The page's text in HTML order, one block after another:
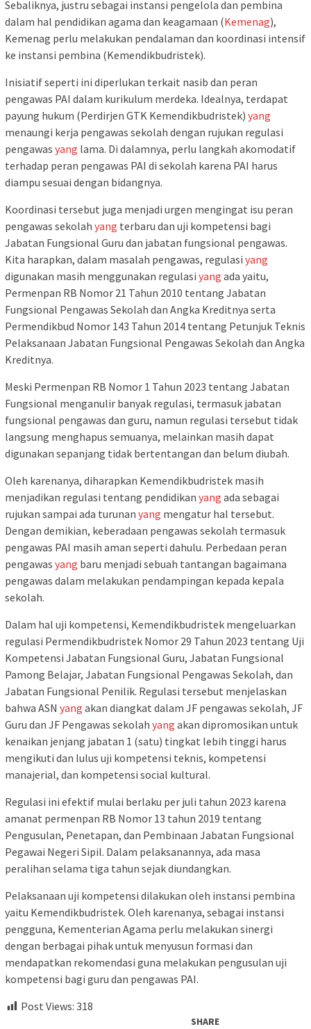
Sebaliknya, justru sebagai instansi pengelola dan pembina
dalam hal pendidikan agama dan keagamaan (Kemenag),
Kemenag perlu melakukan pendalaman dan koordinasi intensif
ke instansi pembina (Kemendikbudristek).
Inisiatif seperti ini diperlukan terkait nasib dan peran
pengawas PAI dalam kurikulum merdeka. Idealnya, terdapat
payung hukum (Perdirjen GTK Kemendikbudristek) yang
menaungi kerja pengawas sekolah dengan rujukan regulasi
pengawas yang lama. Di dalamnya, perlu langkah akomodatif
terhadap peran pengawas PAI di sekolah karena PAI harus
diampu sesuai dengan bidangnya.
Koordinasi tersebut juga menjadi urgen mengingat isu peran
pengawas sekolah yang terbaru dan uji kompetensi bagi
Jabatan Fungsional Guru dan jabatan fungsional pengawas.
Kita harapkan, dalam masalah pengawas, regulasi yang
digunakan masih menggunakan regulasi yang ada yaitu,
Permenpan RB Nomor 21 Tahun 2010 tentang Jabatan
Fungsional Pengawas Sekolah dan Angka Kreditnya serta
Permendikbud Nomor 143 Tahun 2014 tentang Petunjuk Teknis
Pelaksanaan Jabatan Fungsional Pengawas Sekolah dan Angka
Kreditnya.
Meski Permenpan RB Nomor 1 Tahun 2023 tentang Jabatan
Fungsional menganulir banyak regulasi, termasuk jabatan
fungsional pengawas dan guru, namun regulasi tersebut tidak
langsung menghapus semuanya, melainkan masih dapat
digunakan sepanjang tidak bertentangan dan belum diubah.
Oleh karenanya, diharapkan Kemendikbudristek masih
menjadikan regulasi tentang pendidikan yang ada sebagai
rujukan sampai ada turunan yang mengatur hal tersebut.
Dengan demikian, keberadaan pengawas sekolah termasuk
pengawas PAI masih aman seperti dahulu. Perbedaan peran
pengawas yang baru menjadi sebuah tantangan bagaimana
pengawas dalam melakukan pendampingan kepada kepala
sekolah.
Dalam hal uji kompetensi, Kemendikbudristek mengeluarkan
regulasi Permendikbudristek Nomor 29 Tahun 2023 tentang Uji
Kompetensi Jabatan Fungsional Guru, Jabatan Fungsional
Pamong Belajar, Jabatan Fungsional Pengawas Sekolah, dan
Jabatan Fungsional Penilik. Regulasi tersebut menjelaskan
bahwa ASN yang akan diangkat dalam JF pengawas sekolah, JF
Guru dan JF Pengawas sekolah yang akan dipromosikan untuk
kenaikan jenjang jabatan 1 (satu) tingkat lebih tinggi harus
mengikuti dan lulus uji kompetensi teknis, kompetensi
manajerial, dan kompetensi social kultural.
Regulasi ini efektif mulai berlaku per juli tahun 2023 karena
amanat permenpan RB Nomor 13 tahun 2019 tentang
Pengusulan, Penetapan, dan Pembinaan Jabatan Fungsional
Pegawai Negeri Sipil. Dalam pelaksanannya, ada masa
peralihan selama tiga tahun sejak diundangkan.
Pelaksanaan uji kompetensi dilakukan oleh instansi pembina
yaitu Kemendikbudristek. Oleh karenanya, sebagai instansi
pengguna, Kementerian Agama perlu melakukan sinergi
dengan berbagai pihak untuk menyusun formasi dan
mendapatkan rekomendasi guna melakukan pengusulan uji
kompetensi bagi guru dan pengawas PAI.
Post Views: 318
SHARE